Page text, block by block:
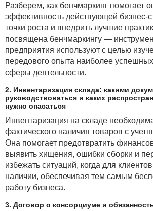
Разберем, как бенчмаркинг помогает
эффективность действующей бизнес-
точки роста и внедрить лучшие
посвящена бенчмаркингу —
предприятия используют с целью
передового опыта наиболее
сферы деятельности.
2. Инвентаризация склада: какими
руководствоваться и каких
нужно опасаться
Инвентаризация на складе
фактического наличия товаров с
Она помогает предотвратить
выявить хищения, ошибки сборки и
избежать ситуаций, когда для
наличии, обеспечивая тем самым
работу бизнеса.
3. Договор о консорциуме и